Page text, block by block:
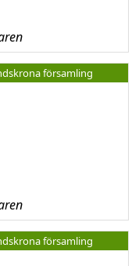
församling
församling